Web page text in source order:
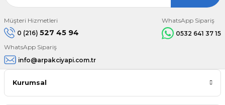
Müşteri Hizmetleri
0 (216) 527 45 94
WhatsApp Sipariş
0532 641 37 15
WhatsApp Sipariş
info@arpakciyapi.com.tr
Kurumsal